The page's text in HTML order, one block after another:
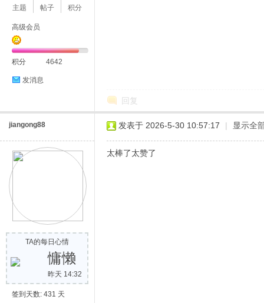
主题
帖子
积分
高级会员
积分 4642
发消息
回复
jiangong88
TA的每日心情
慵懒
昨天 14:32
签到天数: 431 天
发表于 2026-5-30 10:57:17 | 显示全
太棒了太赞了